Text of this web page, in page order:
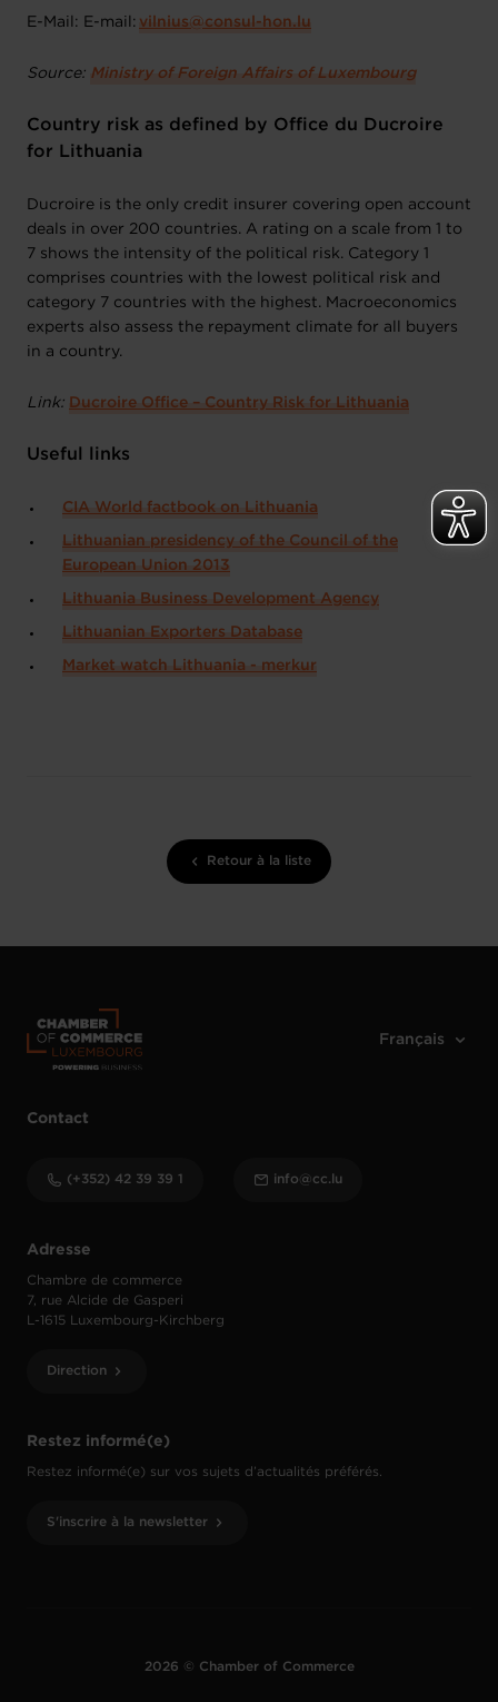
E-Mail: E-mail: vilnius@consul-hon.lu
Source: Ministry of Foreign Affairs of Luxembourg
Country risk as defined by Office du Ducroire
for Lithuania
Ducroire is the only credit insurer covering open account
deals in over 200 countries. A rating on a scale from 1 to
7 shows the intensity of the political risk. Category 1
comprises countries with the lowest political risk and
category 7 countries with the highest. Macroeconomics
experts also assess the repayment climate for all buyers
in a country.
Link: Ducroire Office – Country Risk for Lithuania
Useful links
CIA World factbook on Lithuania
Lithuanian presidency of the Council of the
European Union 2013
Lithuania Business Development Agency
Lithuanian Exporters Database
Market watch Lithuania - merkur
Retour à la liste
Restez informé(e)
Restez informé(e) sur vos sujets d’actualités préférés.
S'inscrire à la newsletter
Adresse
Chambre de commerce
7, rue Alcide de Gasperi
L-1615 Luxembourg-Kirchberg
Direction
Contact
(+352) 42 39 39 1 info@cc.lu
2026 © Chamber of Commerce